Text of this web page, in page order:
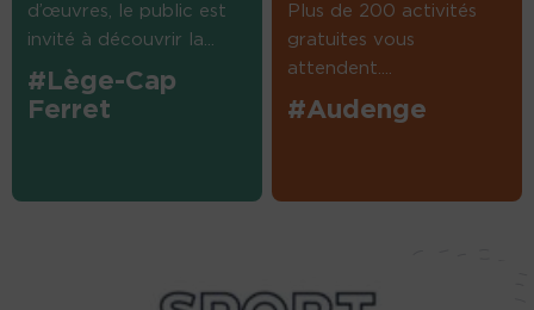
d’œuvres, le public est
invité à découvrir la...
#Lège-Cap
Ferret
Plus de 200 activités
gratuites vous
attendent....
#Audenge